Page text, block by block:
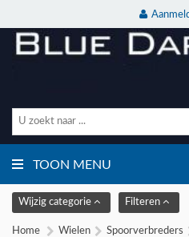
TOON MENU
Wijzig categorie Filteren
Home Wielen Spoorverbreders